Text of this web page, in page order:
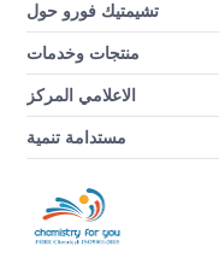
تشيمتيك فورو حول
منتجات وخدمات
الاعلامي المركز
مستدامة تنمية